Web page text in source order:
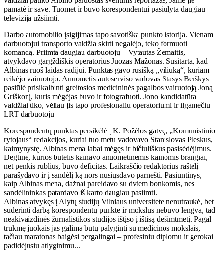
pamatė ir save. Tuomet ir buvo korespondentui pasiūlyta daugiau
televizija užsiimti.
Darbo automobilio įsigijimas tapo savotiška punkto istorija. Vienam
darbuotojui transporto valdžia skirti negalėjo, teko formuoti
komandą. Priimta daugiau darbuotojų – Vytautas Žemaitis,
atvykdavo gargždiškis operatorius Juozas Mažonas. Susitarta, kad
Albinas ruoš laidas radijui. Punktas gavo rusišką „viliuką“, kuriam
reikėjo vairuotojo. Anuometis autoserviso vadovas Stasys Berškys
pasiūlė prisikalbinti greitosios medicininės pagalbos vairuotoją Joną
Griškonį, kuris mėgėjas buvo ir fotografuoti. Jono kandidatūra
valdžiai tiko, vėliau jis tapo profesionaliu operatoriumi ir ilgamečiu
LRT darbuotoju.
Korespondentų punktas persikėlė į K. Požėlos gatvę, „Komunistinio
rytojaus“ redakcijos, kuriai tuo metu vadovavo Stanislovas Pleskus,
kaimynystę. Albinas mena labai mėgęs ir bičiuliškus pasisėdėjimus.
Degtinė, kurios butelis kainavo anuometinėmis kainomis brangiai,
net penkis rublius, buvo deficitas. Laikraščio redaktorius raštelį
parašydavo ir į sandėlį ką nors nusiųsdavo parnešti. Pasiuntinys,
kaip Albinas mena, dažnai pareidavo su dviem bonkomis, nes
sandėlininkas patardavo iš karto daugiau pasiimti.
Albinas atvykęs į Alytų studijų Vilniaus universitete nenutraukė, bet
suderinti darbą korespondentų punkte ir mokslus nebuvo lengva, tad
neakivaizdinės žurnalistikos studijos ištįso į ištisą dešimtmetį. Pagal
trukmę juokais jas galima būtų palyginti su medicinos mokslais,
tačiau maratonas baigėsi pergalingai – profesiniu diplomu ir gerokai
padidėjusiu atlyginimu...